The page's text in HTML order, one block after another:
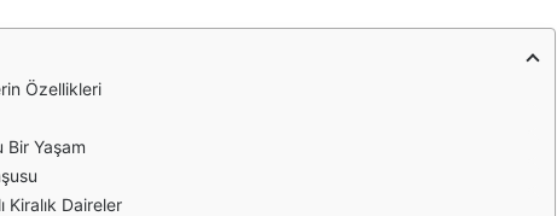
Özellikleri
Bir Yaşam
Kiralık Daireler